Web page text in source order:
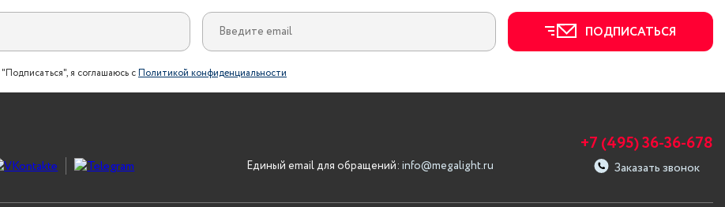
ПОДПИСАТЬСЯ
я соглашаюсь сПолитикой конфиденциальности
Единый email для обращений: info@megalight.ru
+7 (495) 36-36-678
Заказать звонок